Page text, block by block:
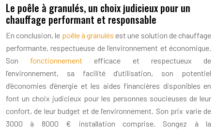
Le poêle à granulés, un choix judicieux pour un
chauffage performant et responsable
En conclusion, le poêle à granulésest une solution de chauffage
performante, respectueuse de l’environnement et économique.
Son fonctionnementefficace et respectueux de
l’environnement, sa facilité d’utilisation, son potentiel
d’économies d’énergie et les aides financières disponibles en
font un choix judicieux pour les personnes soucieuses de leur
confort, de leur budget et de l’environnement. Son prix varie de
3000 à 8000 € installation comprise. Songez à la